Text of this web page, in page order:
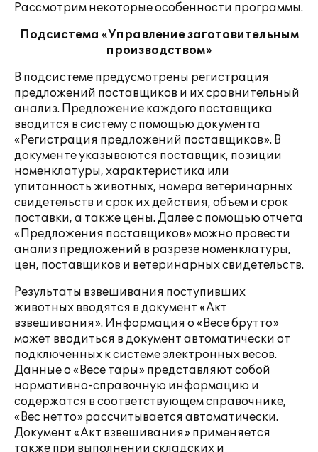
Рассмотрим некоторые особенности программы.
Подсистема «Управление заготовительным
производством»
В подсистеме предусмотрены регистрация
предложений поставщиков и их сравнительный
анализ. Предложение каждого поставщика
вводится в систему с помощью документа
«Регистрация предложений поставщиков». В
документе указываются поставщик, позиции
номенклатуры, характеристика или
упитанность животных, номера ветеринарных
свидетельств и срок их действия, объем и срок
поставки, а также цены. Далее с помощью отчета
«Предложения поставщиков» можно провести
анализ предложений в разрезе номенклатуры,
цен, поставщиков и ветеринарных свидетельств.
Результаты взвешивания поступивших
животных вводятся в документ «Акт
взвешивания». Информация о «Весе брутто»
может вводиться в документ автоматически от
подключенных к системе электронных весов.
Данные о «Весе тары» представляют собой
нормативно-справочную информацию и
содержатся в соответствующем справочнике,
«Вес нетто» рассчитывается автоматически.
Документ «Акт взвешивания» применяется
также при выполнении складских и